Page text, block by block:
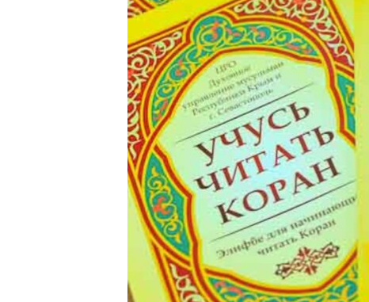
УКРАИНСКАЯ ПРОБЛЕМА КРЫМА